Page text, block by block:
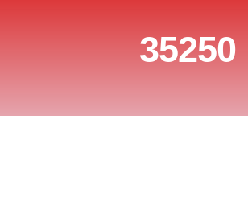
35250